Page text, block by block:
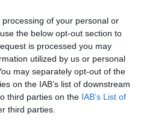
of your personal or
the below opt-out section to
is processed you may
utilized by us or personal
may separately opt-out of the
on the IAB’s list of downstream
third parties on the IAB’s List of
third parties.
έρευνα